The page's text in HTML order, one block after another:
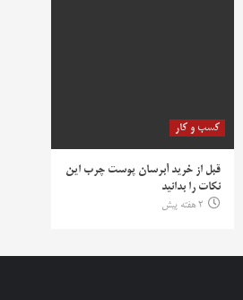
کسب و کار
قبل از خرید آبرسان پوست چرب این
نکات را بدانید
2 هفته پیش